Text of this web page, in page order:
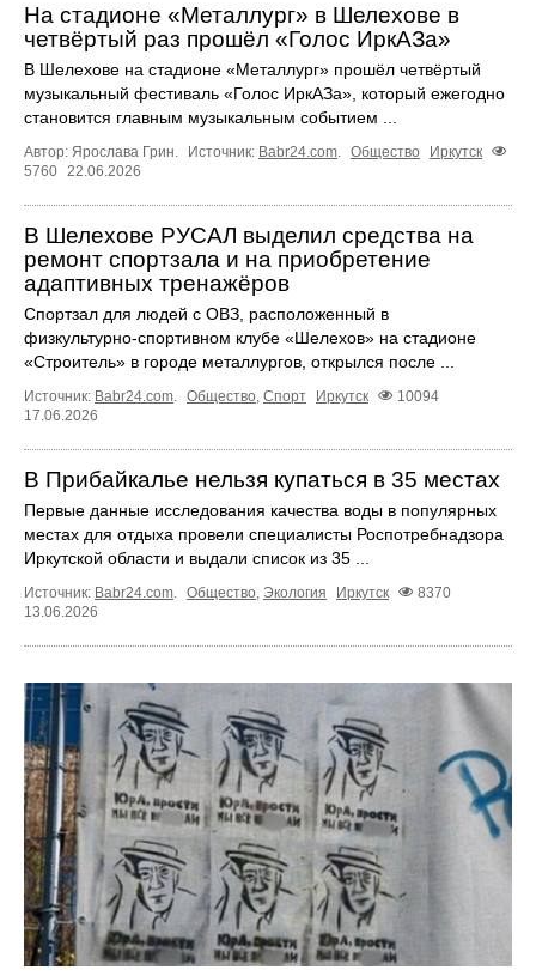
На стадионе «Металлург» в Шелехове в
четвёртый раз прошёл «Голос ИркАЗа»
В Шелехове на стадионе «Металлург» прошёл четвёртый
музыкальный фестиваль «Голос ИркАЗа», который ежегодно
становится главным музыкальным событием ...
Автор: Ярослава Грин. Источник: Babr24.com. Общество
Иркутск
5760 22.06.2026
В Шелехове РУСАЛ выделил средства на
ремонт спортзала и на приобретение
адаптивных тренажёров
Спортзал для людей с ОВЗ, расположенный в
физкультурно‑спортивном клубе «Шелехов» на стадионе
«Строитель» в городе металлургов, открылся после ...
Источник: Babr24.com. Общество, Спорт Иркутск
10094
17.06.2026
В Прибайкалье нельзя купаться в 35 местах
Первые данные исследования качества воды в популярных
местах для отдыха провели специалисты Роспотребнадзора
Иркутской области и выдали список из 35 ...
Источник: Babr24.com. Общество, Экология Иркутск
8370
13.06.2026